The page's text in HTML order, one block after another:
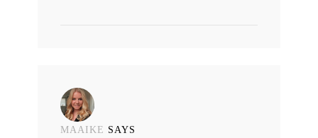
MAAIKE SAYS